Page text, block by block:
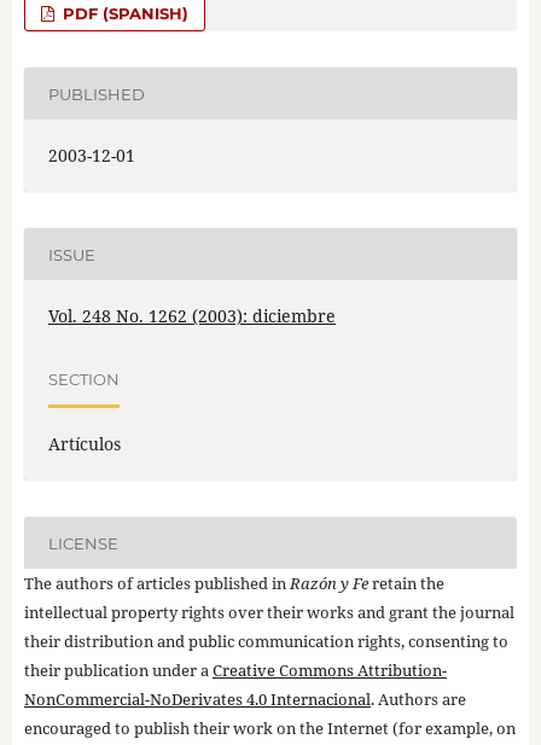
PDF (SPANISH)
PUBLISHED
2003-12-01
ISSUE
Vol. 248 No. 1262 (2003): diciembre
SECTION
Artículos
LICENSE
The authors of articles published inRazón y Feretain the
intellectual property rights over their works and grant the journal
their distribution and public communication rights, consenting to
their publication under aCreative Commons Attribution-
NonCommercial-NoDerivates 4.0 Internacional. Authors are
encouraged to publish their work on the Internet (for example, on